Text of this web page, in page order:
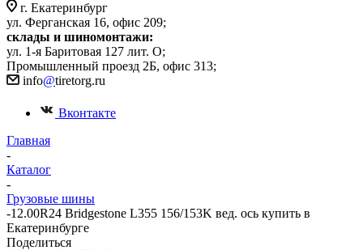
г. Екатеринбург
ул. Ферганская 16, офис 209;
склады и шиномонтажи:
ул. 1-я Баритовая 127 лит. О;
Промышленный проезд 2Б, офис 313;
info@tiretorg.ru
Вконтакте
Главная
-
Каталог
-
Грузовые шины
-12.00R24 Bridgestone L355 156/153K вед. ось купить в
Екатеринбурге
Поделиться